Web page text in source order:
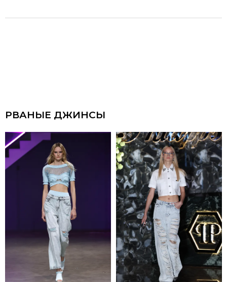
РВАНЫЕ ДЖИНСЫ